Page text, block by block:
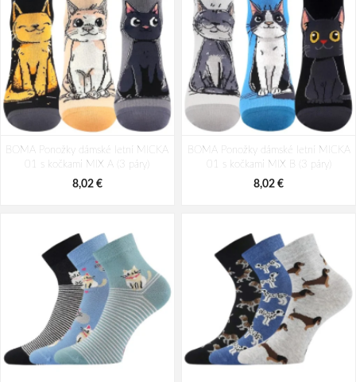
BOMA Ponožky dámské letní MICKA
01 s kočkami MIX A (3 páry)
8,02 €
BOMA Ponožky dámské letní MICKA
01 s kočkami MIX B (3 páry)
8,02 €